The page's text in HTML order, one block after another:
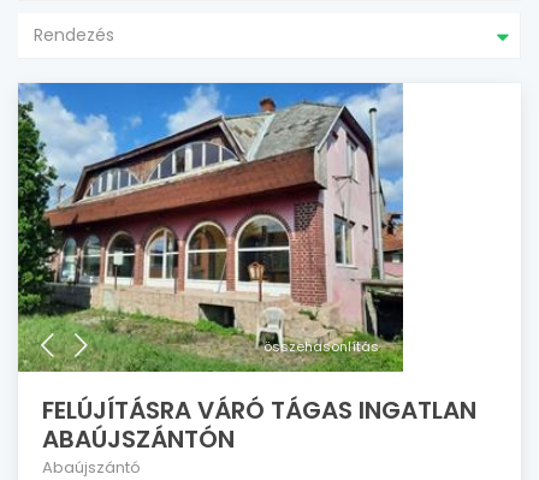
Rendezés
összehasonlítás
FELÚJÍTÁSRA VÁRÓ TÁGAS INGATLAN
ABAÚJSZÁNTÓN
Abaújszántó